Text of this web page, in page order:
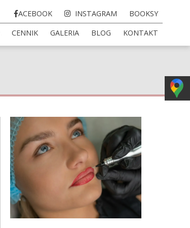
ACEBOOK INSTAGRAM
BOOKSY
CENNIK GALERIA BLOG KONTAKT